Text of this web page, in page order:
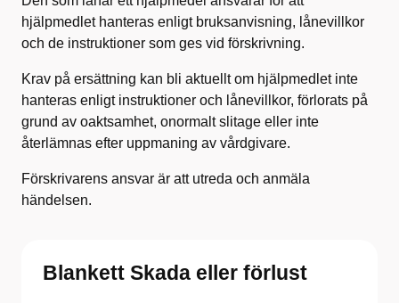
hjälpmedlet hanteras enligt bruksanvisning, lånevillkor
och de instruktioner som ges vid förskrivning.
Krav på ersättning kan bli aktuellt om hjälpmedlet inte
hanteras enligt instruktioner och lånevillkor, förlorats på
grund av oaktsamhet, onormalt slitage eller inte
återlämnas efter uppmaning av vårdgivare.
Förskrivarens ansvar är att utreda och anmäla
händelsen.
Blankett Skada eller förlust